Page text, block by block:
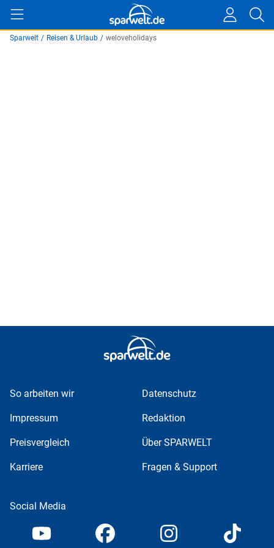
Sparwelt / Reisen & Urlaub / weloveholidays
So arbeiten wir Datenschutz
Impressum Redaktion
Preisvergleich Über SPARWELT
Karriere Fragen & Support
Social Media